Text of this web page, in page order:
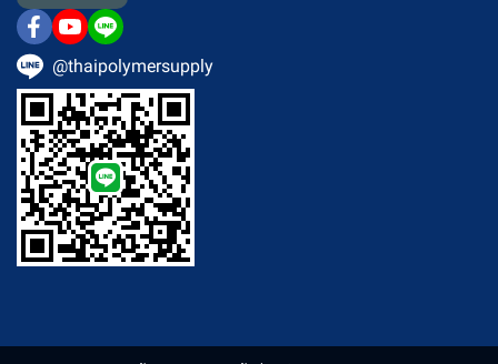
@thaipolymersupply